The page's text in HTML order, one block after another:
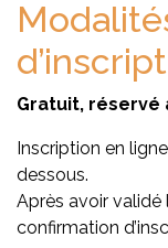
Gratuit, réservé
Inscription en
dessous.
Après avoir validé
confirmation